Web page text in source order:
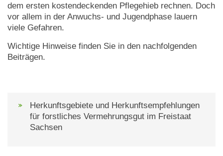
dem ersten kostendeckenden Pflegehieb rechnen. Doch
vor allem in der Anwuchs- und Jugendphase lauern
viele Gefahren.
Wichtige Hinweise finden Sie in den nachfolgenden
Beiträgen.
Herkunftsgebiete und Herkunftsempfehlungen
für forstliches Vermehrungsgut im Freistaat
Sachsen